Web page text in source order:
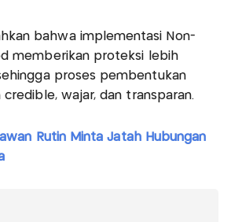
bahwa implementasi Non-
memberikan proteksi lebih
proses pembentukan
wajar, dan transparan.
Rutin Minta Jatah Hubungan